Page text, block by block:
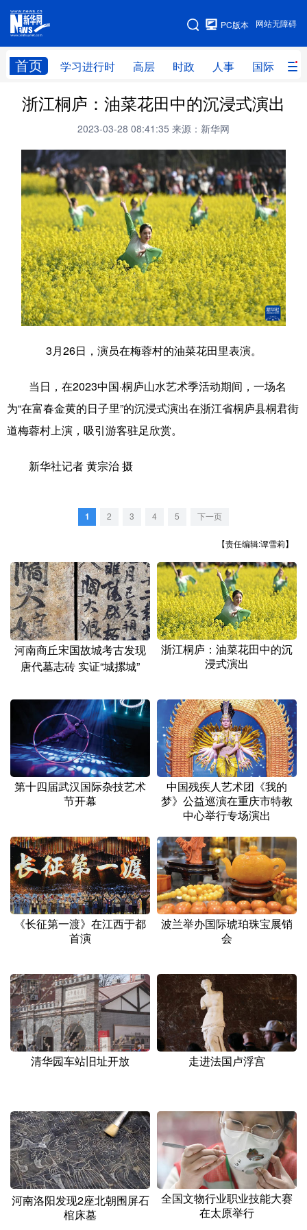
网站无障碍
PC版本
首页 学习进行时 高层 时政 人事 国际 财
网站地图
学习进行时 高层 时政 人事
财经 网评
台湾 全球连线
科技 科创 量子 体育
文化 书画 健康 军事
访谈 视频 图片 政务
法律 中央文件 金融 汽车
食品 人居 信息化 数字经济
彩票 娱乐 时尚 悦读
浙江 安徽 福建 江西
山东 河南 湖北 湖南
广东 广西 海南 重庆
四川 贵州
甘肃 青海 宁夏
新疆 黑龙江
多语种频道
Français عربى
Русский язык 日本語 한국어
Deutsch Português
浙江桐庐：油菜花田中的沉浸式演出
2023-03-28 08:41:35 来源：新华网
3月26日，演员在梅蓉村的油菜花田里表演。
当日，在2023中国·桐庐山水艺术季活动期间，一场名
为“在富春金黄的日子里”的沉浸式演出在浙江省桐庐县桐君街
道梅蓉村上演，吸引游客驻足欣赏。
新华社记者 黄宗治 摄
1 2 3 4 5 下一页
【责任编辑:谭雪莉】
河南商丘宋国故城考古发现
唐代墓志砖 实证“城摞城”
浙江桐庐：油菜花田中的沉
浸式演出
第十四届武汉国际杂技艺术
节开幕
中国残疾人艺术团《我的
梦》公益巡演在重庆市特教
中心举行专场演出
《长征第一渡》在江西于都
首演
波兰举办国际琥珀珠宝展销
会
清华园车站旧址开放 走进法国卢浮宫
河南洛阳发现2座北朝围屏石
棺床墓
全国文物行业职业技能大赛
在太原举行